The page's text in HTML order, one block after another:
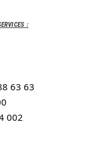
:
63 63
002